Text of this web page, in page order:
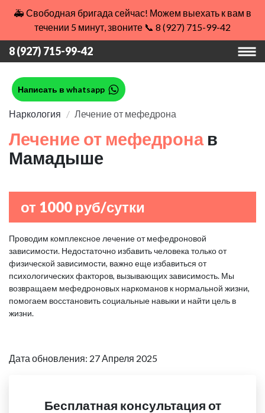
🚑 Свободная бригада сейчас! Можем выехать к вам в
течении 5 минут, звоните 📞 8 (927) 715-99-42
8 (927) 715-99-42
Написать в whatsapp
Наркология Лечение от мефедрона
Лечение от мефедрона в
Мамадыше
от 1000 руб/сутки
Проводим комплексное лечение от мефедроновой
зависимости. Недостаточно избавить человека только от
физической зависимости, важно еще избавиться от
психологических факторов, вызывающих зависимость. Мы
возвращаем мефедроновых наркоманов к нормальной жизни,
помогаем восстановить социальные навыки и найти цель в
жизни.
Дата обновления: 27 Апреля 2025
Бесплатная консультация от